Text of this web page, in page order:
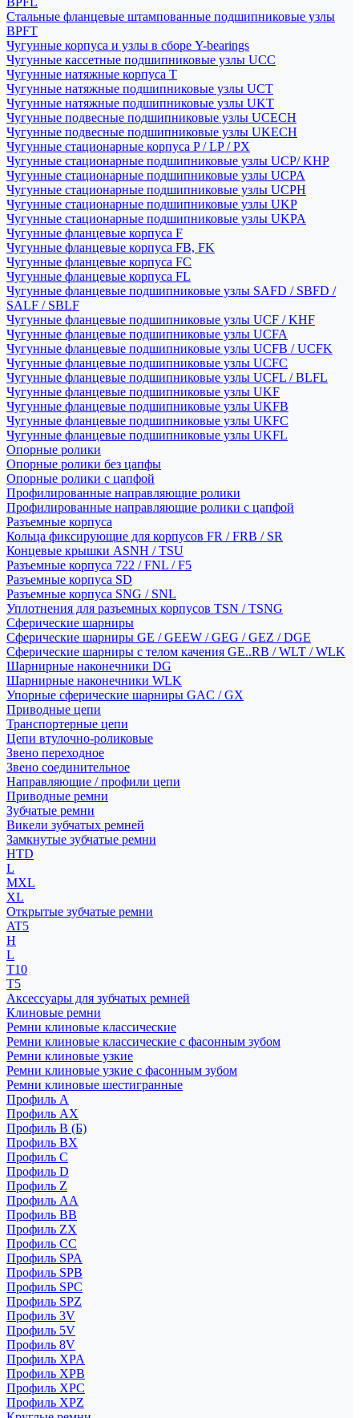
Стальные фланцевые штампованные подшипниковые узлы
BPFT
Чугунные корпуса и узлы в сборе Y-bearings
Чугунные кассетные подшипниковые узлы UCC
Чугунные натяжные корпуса T
Чугунные натяжные подшипниковые узлы UCT
Чугунные натяжные подшипниковые узлы UKT
Чугунные подвесные подшипниковые узлы UCECH
Чугунные подвесные подшипниковые узлы UKECH
Чугунные стационарные корпуса P / LP / PX
Чугунные стационарные подшипниковые узлы UCP/ KHP
Чугунные стационарные подшипниковые узлы UCPA
Чугунные стационарные подшипниковые узлы UCPH
Чугунные стационарные подшипниковые узлы UKP
Чугунные стационарные подшипниковые узлы UKPA
Чугунные фланцевые корпуса F
Чугунные фланцевые корпуса FB, FK
Чугунные фланцевые корпуса FC
Чугунные фланцевые корпуса FL
Чугунные фланцевые подшипниковые узлы SAFD / SBFD /
SALF / SBLF
Чугунные фланцевые подшипниковые узлы UCF / KHF
Чугунные фланцевые подшипниковые узлы UCFA
Чугунные фланцевые подшипниковые узлы UCFB / UCFK
Чугунные фланцевые подшипниковые узлы UCFC
Чугунные фланцевые подшипниковые узлы UCFL / BLFL
Чугунные фланцевые подшипниковые узлы UKF
Чугунные фланцевые подшипниковые узлы UKFB
Чугунные фланцевые подшипниковые узлы UKFC
Чугунные фланцевые подшипниковые узлы UKFL
Опорные ролики
Опорные ролики без цапфы
Опорные ролики с цапфой
Профилированные направляющие ролики
Профилированные направляющие ролики с цапфой
Разъемные корпуса
Кольца фиксирующие для корпусов FR / FRB / SR
Концевые крышки ASNH / TSU
Разъемные корпуса 722 / FNL / F5
Разъемные корпуса SD
Разъемные корпуса SNG / SNL
Уплотнения для разъемных корпусов TSN / TSNG
Сферические шарниры
Сферические шарниры GE / GEEW / GEG / GEZ / DGE
Сферические шарниры с телом качения GE..RB / WLT / WLK
Шарнирные наконечники DG
Шарнирные наконечники WLK
Упорные сферические шарниры GAC / GX
Приводные цепи
Транспортерные цепи
Цепи втулочно-роликовые
Звено переходное
Звено соединительное
Направляющие / профили цепи
Приводные ремни
Зубчатые ремни
Викели зубчатых ремней
Замкнутые зубчатые ремни
HTD
L
MXL
XL
Открытые зубчатые ремни
AT5
H
L
T10
T5
Аксессуары для зубчатых ремней
Клиновые ремни
Ремни клиновые классические
Ремни клиновые классические с фасонным зубом
Ремни клиновые узкие
Ремни клиновые узкие с фасонным зубом
Ремни клиновые шестигранные
Профиль A
Профиль AX
Профиль B (Б)
Профиль BX
Профиль C
Профиль D
Профиль Z
Профиль АА
Профиль BB
Профиль ZX
Профиль CC
Профиль SPA
Профиль SPB
Профиль SPC
Профиль SPZ
Профиль 3V
Профиль 5V
Профиль 8V
Профиль XPA
Профиль XPB
Профиль XPC
Профиль XPZ